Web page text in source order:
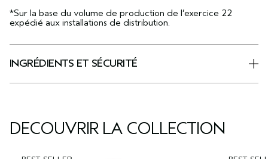
*Sur la base du volume de production de l’exercice 22
expédié aux installations de distribution.
INGRÉDIENTS ET SÉCURITÉ
DÉCOUVRIR LA COLLECTION